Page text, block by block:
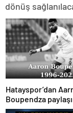
dönüş
Hatayspor’dan
Boupendza